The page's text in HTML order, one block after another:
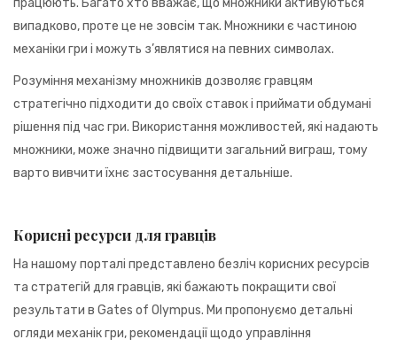
працюють. Багато хто вважає, що множники активуються
випадково, проте це не зовсім так. Множники є частиною
механіки гри і можуть з’являтися на певних символах.
Розуміння механізму множників дозволяє гравцям
стратегічно підходити до своїх ставок і приймати обдумані
рішення під час гри. Використання можливостей, які надають
множники, може значно підвищити загальний виграш, тому
варто вивчити їхнє застосування детальніше.
Корисні ресурси для гравців
На нашому порталі представлено безліч корисних ресурсів
та стратегій для гравців, які бажають покращити свої
результати в Gates of Olympus. Ми пропонуємо детальні
огляди механік гри, рекомендації щодо управління